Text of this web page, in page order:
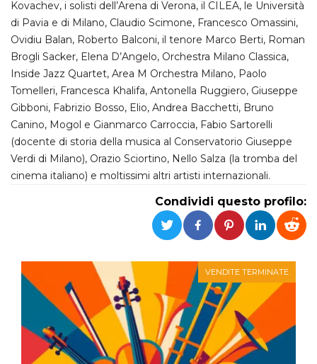
Kovachev, i solisti dell’Arena di Verona, il CILEA, le Università
di Pavia e di Milano, Claudio Scimone, Francesco Omassini,
Ovidiu Balan, Roberto Balconi, il tenore Marco Berti, Roman
Brogli Sacker, Elena D’Angelo, Orchestra Milano Classica,
Inside Jazz Quartet, Area M Orchestra Milano, Paolo
Tomelleri, Francesca Khalifa, Antonella Ruggiero, Giuseppe
Gibboni, Fabrizio Bosso, Elio, Andrea Bacchetti, Bruno
Canino, Mogol e Gianmarco Carroccia, Fabio Sartorelli
(docente di storia della musica al Conservatorio Giuseppe
Verdi di Milano), Orazio Sciortino, Nello Salza (la tromba del
cinema italiano) e moltissimi altri artisti internazionali.
Condividi questo profilo:
VENDITE TERMINATE
Necessari Marketing
I cookie strettamente necessari o tecnici sono
indispensabili al funzionamento del sito. I
servizi qui presenti non potranno funzionare
senza.
Nome
Provider /
Scadenza Descrizione
cf_clearance
Cloudflare,
.oooh.events
1 anno
Clearance
Cookie from
CloudFlare
of challenge
used to no
longer issue a
captcha or
jschallenge
challenge if
reach origin
server.
wordpress_test_cookie
Automattic
Inc.
.oooh.events
Sessione
Cookie di
Wordpress,
verifica che il
browser accetti i
cookie.
PHPSESSID
PHP.net
Sessione
Cookie